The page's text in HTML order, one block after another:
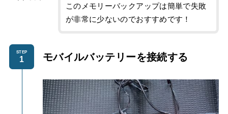
このメモリーバックアップは簡単で失敗
が非常に少ないのでおすすめです！
STEP モバイルバッテリーを接続する